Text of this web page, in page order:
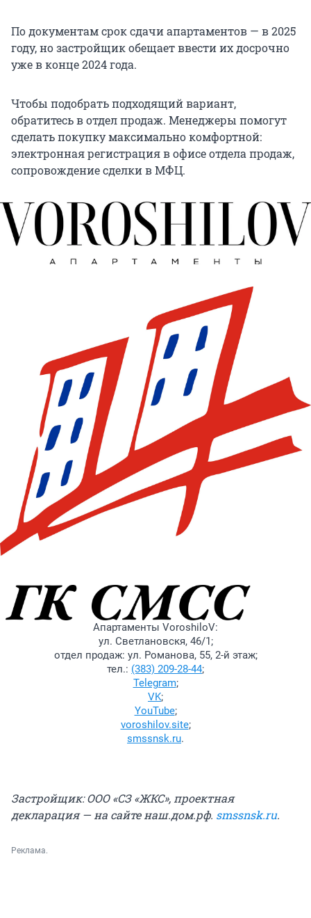
По документам срок сдачи апартаментов — в 2025
году, но застройщик обещает ввести их досрочно
уже в конце 2024 года.
Чтобы подобрать подходящий вариант,
обратитесь в отдел продаж. Менеджеры помогут
сделать покупку максимально комфортной:
электронная регистрация в офисе отдела продаж,
сопровождение сделки в МФЦ.
Апартаменты VoroshiloV:
ул. Светлановскя, 46/1;
отдел продаж: ул. Романова, 55, 2-й этаж;
тел.: (383) 209-28-44;
Telegram;
VK;
YouTube;
voroshilov.site;
smssnsk.ru.
Застройщик: ООО «СЗ «ЖКС», проектная
декларация — на сайте наш.дом.рф. smssnsk.ru.
Реклама.